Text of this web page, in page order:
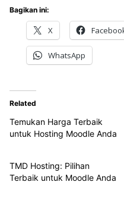
Bagikan ini:
X
WhatsApp
Related
Temukan Harga Terbaik
untuk Hosting Moodle Anda
TMD Hosting: Pilihan
Terbaik untuk Moodle Anda